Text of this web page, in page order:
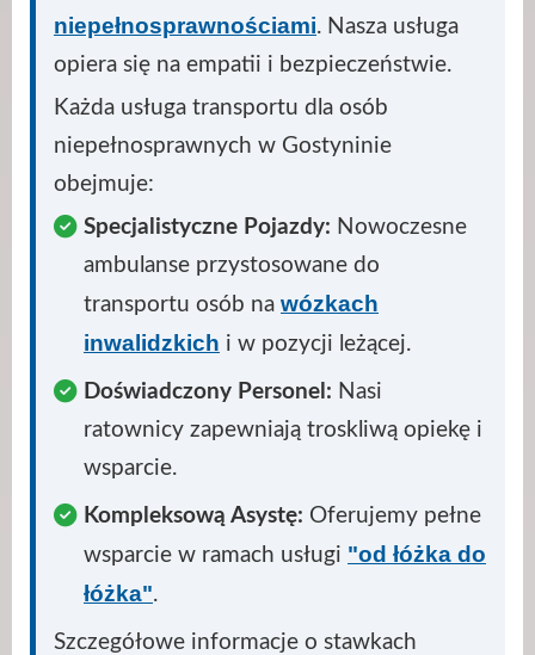
niepełnosprawnościami. Nasza usługa
opiera się na empatii i bezpieczeństwie.
Każda usługa transportu dla osób
niepełnosprawnych w Gostyninie
obejmuje:
Specjalistyczne Pojazdy: Nowoczesne
ambulanse przystosowane do
transportu osób na wózkach
inwalidzkich i w pozycji leżącej.
Doświadczony Personel: Nasi
ratownicy zapewniają troskliwą opiekę i
wsparcie.
Kompleksową Asystę: Oferujemy pełne
wsparcie w ramach usługi "od łóżka do
łóżka".
Szczegółowe informacje o stawkach